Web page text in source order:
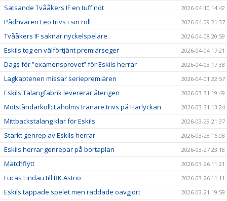
Satsande Tvååkers IF en tuff nöt 2026-04-10 14:42
Pådrivaren Leo trivs i sin roll 2026-04-09 21:37
Tvååkers IF saknar nyckelspelare 2026-04-08 20:59
Eskils tog en välförtjänt premiärseger 2026-04-04 17:21
Dags för ”examensprovet” för Eskils herrar 2026-04-03 17:38
Lagkaptenen missar seriepremiären 2026-04-01 22:57
Eskils Talangfabrik levererar återigen 2026-03-31 19:49
Motståndarkoll: Laholms tränare trivs på Harlyckan 2026-03-31 13:24
Mittbackstalang klar för Eskils 2026-03-29 21:37
Starkt genrep av Eskils herrar 2026-03-28 16:08
Eskils herrar genrepar på bortaplan 2026-03-27 23:18
Matchflytt 2026-03-26 11:21
Lucas Lindau till BK Astrio 2026-03-26 11:11
Eskils tappade spelet men räddade oavgjort 2026-03-21 19:59